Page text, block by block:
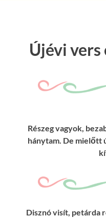
Újévi
Részeg vagyok,
hánytam. De mielőtt
Disznó visít, petárda